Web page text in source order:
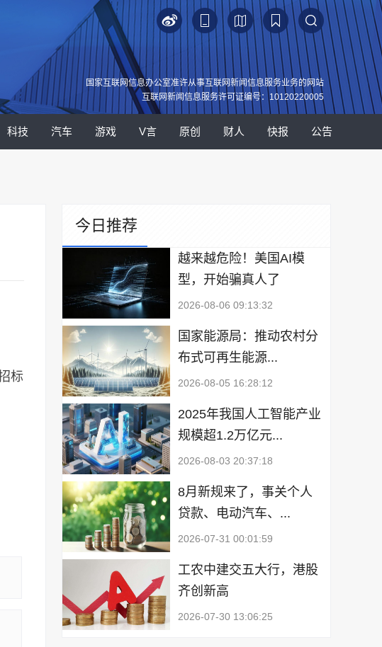
国家互联网信息办公室准许从事互联网新闻信息服务业务的网站
互联网新闻信息服务许可证编号：10120220005
科技 汽车 游戏 V言 原创 财人 快报 公告
标
今日推荐
越来越危险！美国AI模
型，开始骗真人了
2026-08-06 09:13:32
国家能源局：推动农村分
布式可再生能源...
2026-08-05 16:28:12
2025年我国人工智能产业
规模超1.2万亿元...
2026-08-03 20:37:18
8月新规来了，事关个人
贷款、电动汽车、...
2026-07-31 00:01:59
工农中建交五大行，港股
齐创新高
2026-07-30 13:06:25